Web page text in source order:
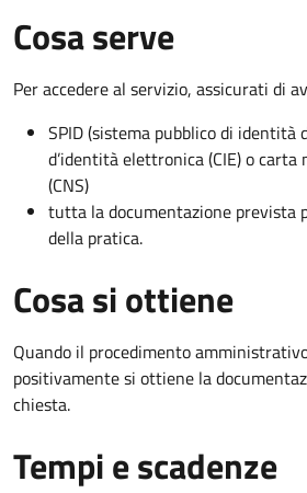
Cosa serve
Per accedere al servizio, assicurati di
SPID (sistema pubblico di identità
d’identità elettronica (CIE) o carta
(CNS)
tutta la documentazione prevista
della pratica.
Cosa si ottiene
Quando il procedimento
positivamente si ottiene la
chiesta.
Tempi e scadenze